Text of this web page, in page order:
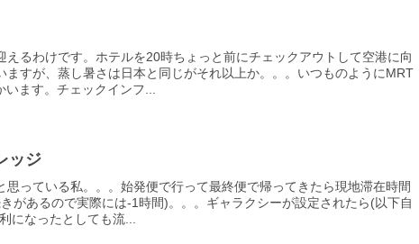
えるわけです。ホテルを20時ちょっと前にチェックアウトして空港に向
ますが、蒸し暑さは日本と同じがそれ以上か。。。いつものようにMRT
います。チェックインフ...
ッジ
思っている私。。。始発便で行って最終便で帰ってきたら現地滞在時間
があるので実際には-1時間)。。。ギャラクシーが設定されたら(以下自
になったとしても流...